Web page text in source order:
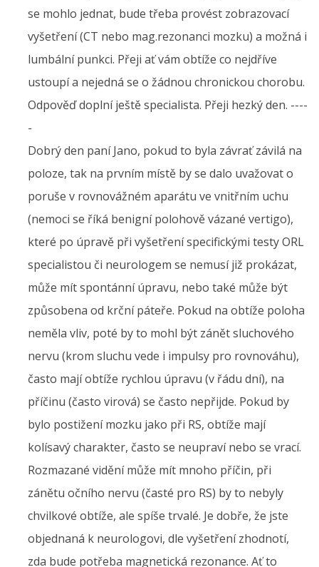
se mohlo jednat, bude třeba provést zobrazovací
vyšetření (CT nebo mag.rezonanci mozku) a možná i
lumbální punkci. Přeji ať vám obtíže co nejdříve
ustoupí a nejedná se o žádnou chronickou chorobu.
Odpověď doplní ještě specialista. Přeji hezký den. ----
-
Dobrý den paní Jano, pokud to byla závrať závilá na
poloze, tak na prvním místě by se dalo uvažovat o
poruše v rovnovážném aparátu ve vnitřním uchu
(nemoci se říká benigní polohově vázané vertigo),
které po úpravě při vyšetření specifickými testy ORL
specialistou či neurologem se nemusí již prokázat,
může mít spontánní úpravu, nebo také může být
způsobena od krční páteře. Pokud na obtíže poloha
neměla vliv, poté by to mohl být zánět sluchového
nervu (krom sluchu vede i impulsy pro rovnováhu),
často mají obtíže rychlou úpravu (v řádu dní), na
příčinu (často virová) se často nepřijde. Pokud by
bylo postižení mozku jako při RS, obtíže mají
kolísavý charakter, často se neupraví nebo se vrací.
Rozmazané vidění může mít mnoho příčin, při
zánětu očního nervu (časté pro RS) by to nebyly
chvilkové obtíže, ale spíše trvalé. Je dobře, že jste
objednaná k neurologovi, dle vyšetření zhodnotí,
zda bude potřeba magnetická rezonance. Ať to